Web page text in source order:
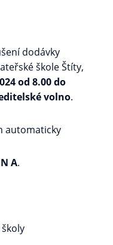
dodávky
škole Štíty,
od 8.00 do
volno.
automaticky
A.